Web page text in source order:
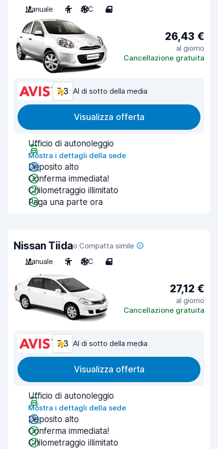
Manuale
4 A/C 4
26,43 €
al giorno
Cancellazione gratuita
7,3 Al di sotto della media
Visualizza offerta
Ufficio di autonoleggio
Mostra i dettagli della sede
Deposito alto
Conferma immediata!
Chilometraggio illimitato
Paga una parte ora
Nissan Tiidao Compatta simile
Manuale
5 A/C 4
27,12 €
al giorno
Cancellazione gratuita
7,3 Al di sotto della media
Visualizza offerta
Ufficio di autonoleggio
Mostra i dettagli della sede
Deposito alto
Conferma immediata!
Chilometraggio illimitato